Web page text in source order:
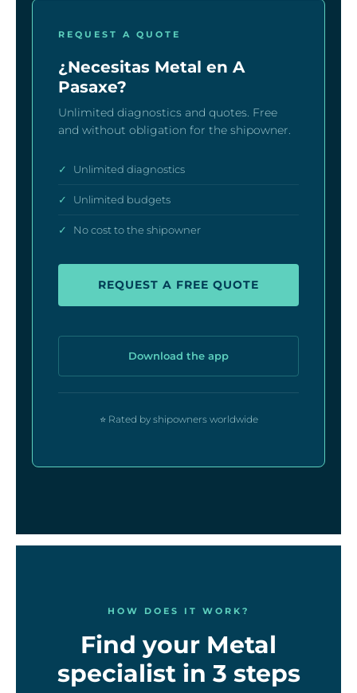
REQUEST A QUOTE
¿Necesitas Metal en A
Pasaxe?
Unlimited diagnostics and quotes. Free
and without obligation for the shipowner.
✓ Unlimited diagnostics
✓ Unlimited budgets
✓ No cost to the shipowner
REQUEST A FREE QUOTE
Download the app
⭐ Rated by shipowners worldwide
HOW DOES IT WORK?
Find your Metal
specialist in 3 steps